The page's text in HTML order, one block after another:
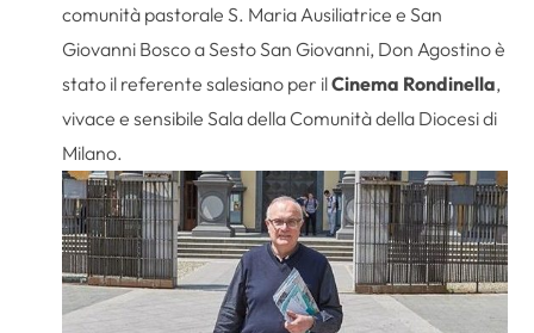
comunità pastorale S. Maria Ausiliatrice e San
Giovanni Bosco a Sesto San Giovanni, Don Agostino è
stato il referente salesiano per ilCinema Rondinella,
vivace e sensibile Sala della Comunità della Diocesi di
Milano.